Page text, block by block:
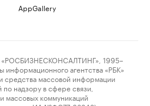
AppGallery
1995–
агентства «РБК»
средства массовой информации
надзору в сфере связи,
массовых коммуникаций